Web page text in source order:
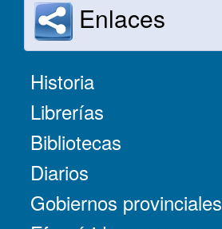
Enlaces
Historia
Librerías
Bibliotecas
Diarios
Gobiernos provinciales